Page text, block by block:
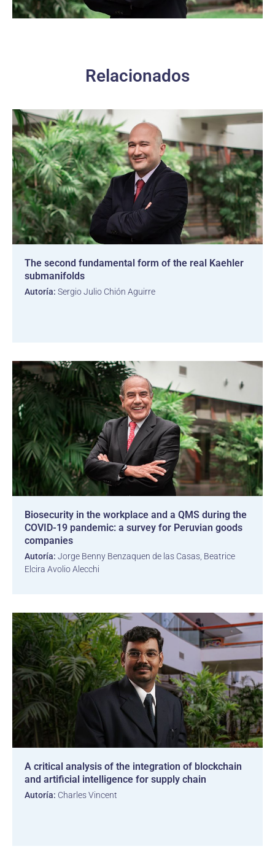
Relacionados
The second fundamental form of the real Kaehler
submanifolds
Autoría: Sergio Julio Chión Aguirre
Biosecurity in the workplace and a QMS during the
COVID-19 pandemic: a survey for Peruvian goods
companies
Autoría: Jorge Benny Benzaquen de las Casas, Beatrice
Elcira Avolio Alecchi
A critical analysis of the integration of blockchain
and artificial intelligence for supply chain
Autoría: Charles Vincent